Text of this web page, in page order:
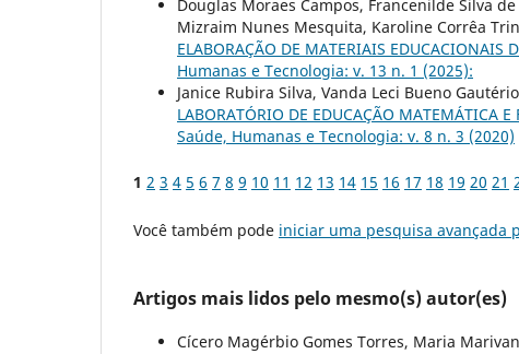
Douglas Moraes Campos, Francenilde Silva
Mizraim Nunes Mesquita, Karoline Corrêa
ELABORAÇÃO DE MATERIAIS EDUCACIONAIS
Humanas e Tecnologia: v. 13 n. 1 (2025):
Janice Rubira Silva, Vanda Leci Bueno
LABORATÓRIO DE EDUCAÇÃO MATEMÁTICA
Saúde, Humanas e Tecnologia: v. 8 n. 3 (2020)
1 2 3 4 5 6 7 8 9 10 11 12 13 14 15 16 17 18 19 20 21
Você também pode iniciar uma pesquisa avançada
Artigos mais lidos pelo mesmo(s) autor(es)
Cícero Magérbio Gomes Torres, Maria